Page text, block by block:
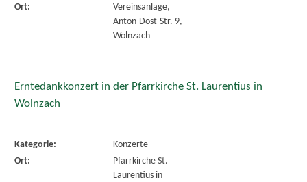
Ort:
Vereinsanlage,
Anton-Dost-Str. 9,
Wolnzach
Erntedankkonzert in der Pfarrkirche St. Laurentius in
Wolnzach
Kategorie:
Konzerte
Ort:
Pfarrkirche St.
Laurentius in